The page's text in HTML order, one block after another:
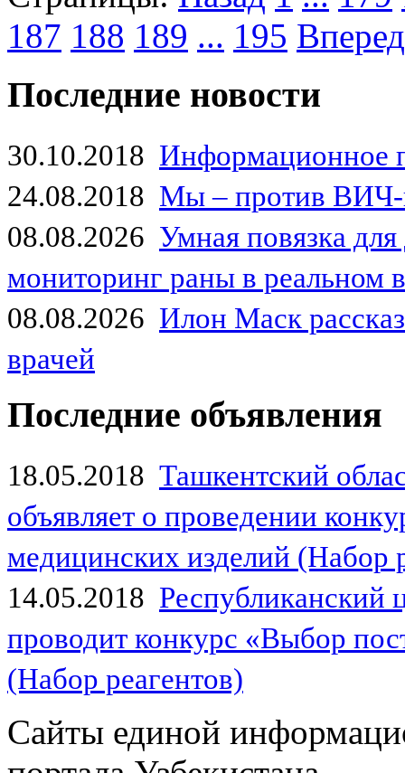
187 188 189 ... 195 Вперед
Последние новости
30.10.2018 Информационное
24.08.2018 Мы – против
08.08.2026 Умная повязка
мониторинг раны в реальном
08.08.2026 Илон Маск
врачей
Последние объявления
18.05.2018 Ташкентский
объявляет о проведении
медицинских изделий (Набор
14.05.2018
проводит конкурс «Выбор
(Набор реагентов)
Сайты единой